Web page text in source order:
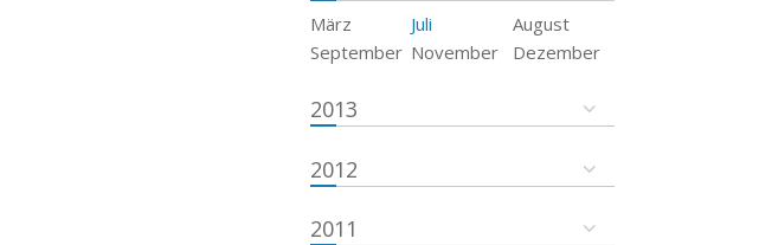
März Juli
August
September November Dezember
2013
2012
2011